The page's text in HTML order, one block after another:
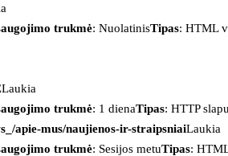
trukmė: NuolatinisTipas: HTML
Laukia
trukmė: 1 dienaTipas: HTTP
apie-mus/naujienos-ir-straipsniaiLaukia
trukmė: Sesijos metuTipas: